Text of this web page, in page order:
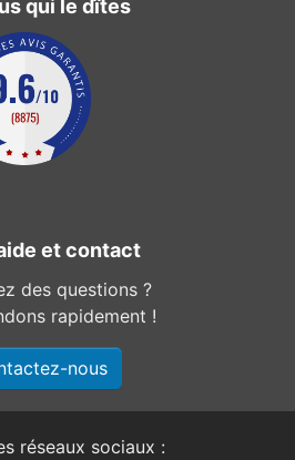
qui le dîtes
et contact
des questions ?
rapidement !
nous
réseaux sociaux :